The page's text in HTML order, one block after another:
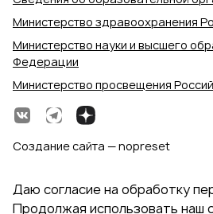
Министерство здравоохранения
Министерство науки и высшего
Федерации
Министерство просвещения
Создание сайта — nopreset
Даю согласие на обработку
Продолжая использовать наш